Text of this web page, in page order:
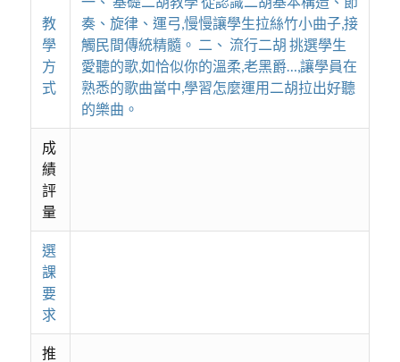
教
學
方
式
奏、旋律、運弓,慢慢讓學生拉絲竹小曲子,接
觸民間傳統精髓。 二、 流行二胡 挑選學生
愛聽的歌,如恰似你的溫柔,老黑爵…,讓學員在
熟悉的歌曲當中,學習怎麼運用二胡拉出好聽
的樂曲。
成
績
評
量
選
課
要
求
推